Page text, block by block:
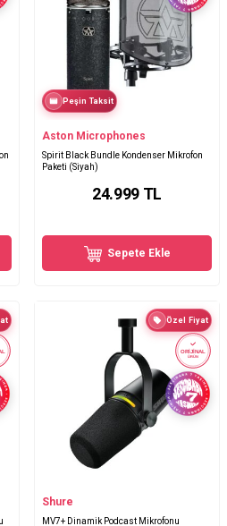
Peşin Taksit
Aston Microphones
Spirit Black Bundle Kondenser Mikrofon
Paketi (Siyah)
24.999TL
Sepete Ekle
Özel Fiyat
ORİJİNAL
ÜRÜN
Shure
MV7+ Dinamik Podcast Mikrofonu